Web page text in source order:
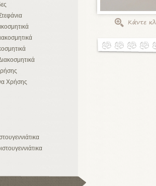
Χρήσης